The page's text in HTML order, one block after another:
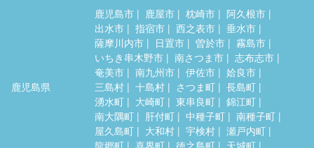
鹿児島県
鹿児島市 鹿屋市 枕崎市
阿久根市
出水市
指宿市 西之表市
垂水市
薩摩川内市
日置市 曽於市
霧島市
いちき串木野市
南さつま市
志布志市
奄美市
南九州市 伊佐市
姶良市
三島村
十島村 さつま町
長島町
湧水町
大崎町 東串良町
錦江町
南大隅町
肝付町 中種子町
南種子町
屋久島町
大和村 宇検村
瀬戸内町
龍郷町
喜界町 徳之島町 天城町